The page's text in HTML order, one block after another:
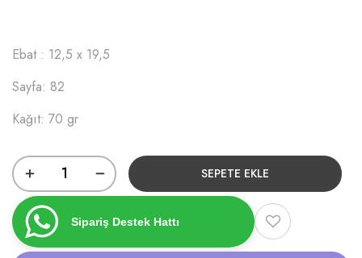
Ebat : 12,5 x 19,5
Sayfa: 82
Kağıt: 70 gr
SEPETE EKLE
Sipariş Destek Hattı